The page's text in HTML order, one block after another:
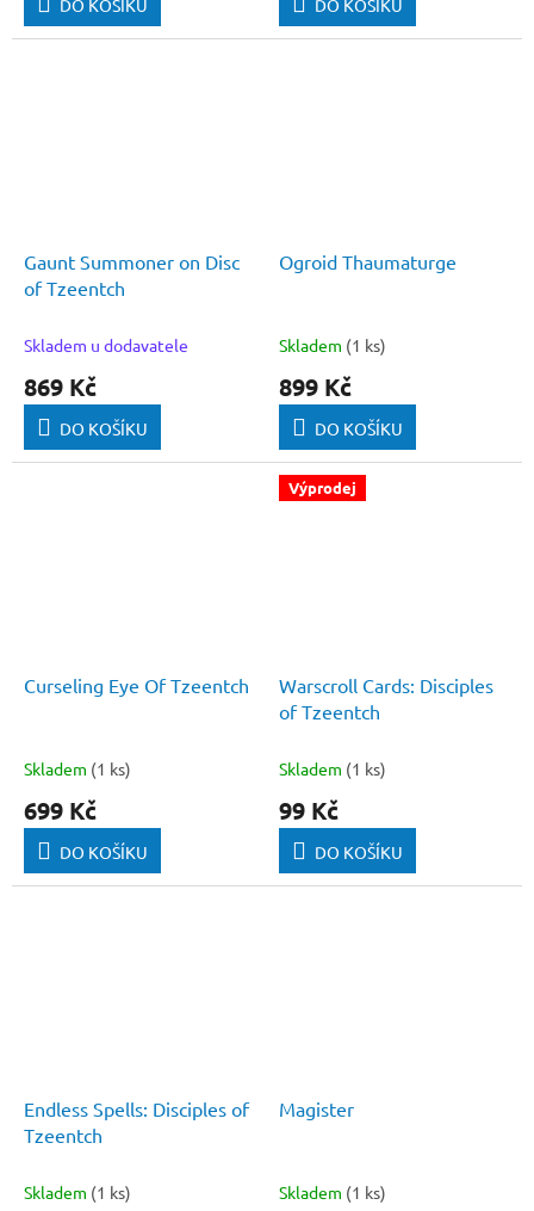
DO KOŠÍKU DO KOŠÍKU
Gaunt Summoner on Disc
of Tzeentch
Skladem u dodavatele
869 Kč
DO KOŠÍKU
Ogroid Thaumaturge
Skladem (1 ks)
899 Kč
DO KOŠÍKU
Curseling Eye Of Tzeentch
Skladem (1 ks)
699 Kč
DO KOŠÍKU
Výprodej
Warscroll Cards: Disciples
of Tzeentch
Skladem (1 ks)
99 Kč
DO KOŠÍKU
Endless Spells: Disciples of
Tzeentch
Skladem (1 ks)
Magister
Skladem (1 ks)